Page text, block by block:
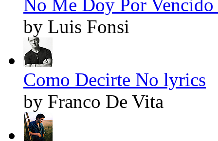
No Me Doy Por
by Luis Fonsi
Como Decirte No lyrics
by Franco De Vita